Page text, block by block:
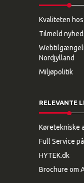
Kvaliteten
Tilmeld
Nordjylland
Miljøpolitik
RELEVANTE
Køretekniske
Full Service
HYTEK.dk
Brochure om